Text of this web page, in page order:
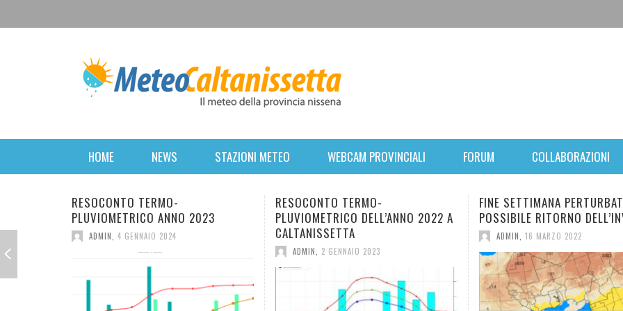
HOME NEWS STAZIONI METEO WEBCAM PROVINCIALI FORUM COLLABORAZIONI
RESOCONTO TERMO-
PLUVIOMETRICO DELL’ANNO 2022 A
CALTANISSETTA
2 GENNAIO 2023
FINE SETTIMANA PERTURBATO. POI
POSSIBILE RITORNO DELL’INVERNO.
ADMIN, 16 MARZO 2022
BREVE PARENTESI
FORTE VENTO E CALO
MERCOLEDÌ, RIPRESA
ANTICICLONICA.
ADMIN, 31 GENNAIO 2022